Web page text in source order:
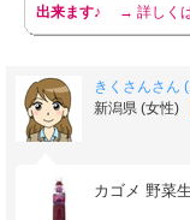
出来ます♪
→ 詳しく
きくさんさん
新潟県 (女性)
カゴメ 野菜